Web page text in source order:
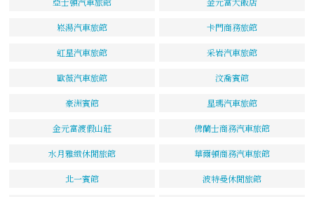
崧湯汽車旅館 卡門商務旅館
虹星汽車旅館 采岩汽車旅館
歐薇汽車旅館 汶喬賓館
豪洲賓館 星瑪汽車旅館
金元富渡假山莊 佛蘭士商務汽車旅館
水月雅緻休閒旅館 華爾頓商務汽車旅館
北一賓館 波特曼休閒旅館